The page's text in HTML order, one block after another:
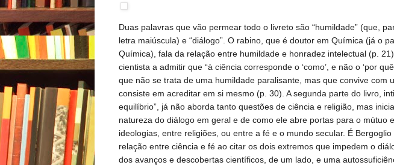
Duas palavras que vão permear todo o livreto são “humildade” (que,
letra maiúscula) e “diálogo”. O rabino, que é doutor em Química (já o
Química), fala da relação entre humildade e honradez intelectual (p.
cientista a admitir que “à ciência corresponde o ‘como’, e não o ‘por
que não se trata de uma humildade paralisante, mas que convive com
consiste em acreditar em si mesmo (p. 30). A segunda parte do livro,
equilíbrio”, já não aborda tanto questões de ciência e religião, mas
natureza do diálogo em geral e de como ele abre portas para o mútuo
ideologias, entre religiões, ou entre a fé e o mundo secular. É
relação entre ciência e fé ao citar os dois extremos que impedem o
dos avanços e descobertas científicos, de um lado, e uma